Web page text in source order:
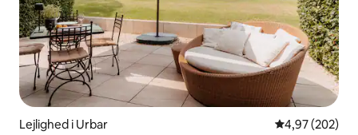
Lejlighed i Urbar 4,97 ud af 5 i
4,97 (202)